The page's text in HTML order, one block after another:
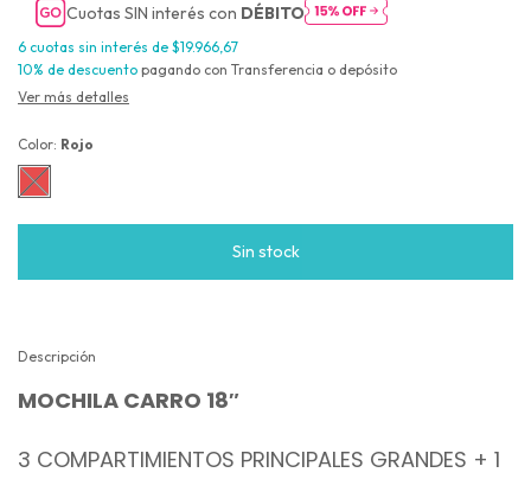
Cuotas SIN interés con DÉBITO
6 cuotas sin interés de $19.966,67
10% de descuento pagando con Transferencia o depósito
Ver más detalles
Color: Rojo
Descripción
MOCHILA CARRO 18″
3 COMPARTIMIENTOS PRINCIPALES GRANDES + 1